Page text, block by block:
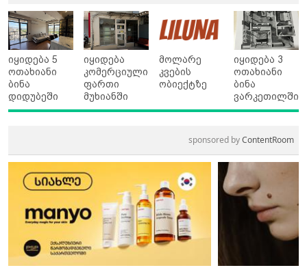
იყიდება 5
ოთახიანი
ბინა
დიდუბეში
იყიდება
კომერციული
ფართი
მუხიანში
მოლარე
კვების
ობიექტზე
იყიდება 3
ოთახიანი
ბინა
ვარკეთილში
sponsored byContentRoom